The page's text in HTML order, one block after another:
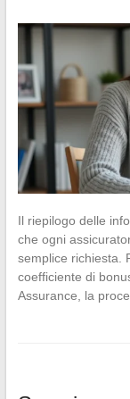
Il riepilogo delle
che ogni
semplice richiesta.
coefficiente di
Assurance, la